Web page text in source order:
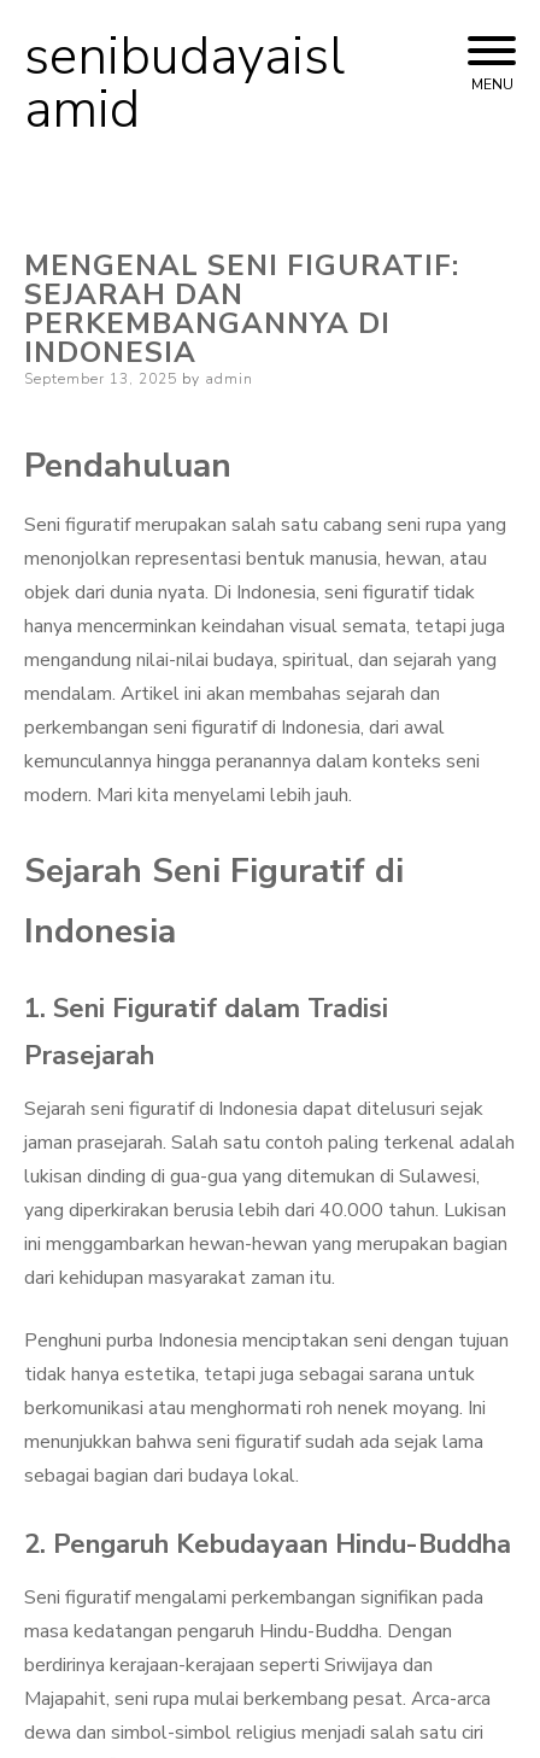
Skip
to
senibudayaisl
amid MENU
MENGENAL SENI FIGURATIF:
SEJARAH DAN
PERKEMBANGANNYA DI
INDONESIA
Posted
September 13, 2025 by admin
Pendahuluan
Seni figuratif merupakan salah satu cabang seni rupa yang
menonjolkan representasi bentuk manusia, hewan, atau
objek dari dunia nyata. Di Indonesia, seni figuratif tidak
hanya mencerminkan keindahan visual semata, tetapi juga
mengandung nilai-nilai budaya, spiritual, dan sejarah yang
mendalam. Artikel ini akan membahas sejarah dan
perkembangan seni figuratif di Indonesia, dari awal
kemunculannya hingga peranannya dalam konteks seni
modern. Mari kita menyelami lebih jauh.
Sejarah Seni Figuratif di
Indonesia
1. Seni Figuratif dalam Tradisi
Prasejarah
Sejarah seni figuratif di Indonesia dapat ditelusuri sejak
jaman prasejarah. Salah satu contoh paling terkenal adalah
lukisan dinding di gua-gua yang ditemukan di Sulawesi,
yang diperkirakan berusia lebih dari 40.000 tahun. Lukisan
ini menggambarkan hewan-hewan yang merupakan bagian
dari kehidupan masyarakat zaman itu.
Penghuni purba Indonesia menciptakan seni dengan tujuan
tidak hanya estetika, tetapi juga sebagai sarana untuk
berkomunikasi atau menghormati roh nenek moyang. Ini
menunjukkan bahwa seni figuratif sudah ada sejak lama
sebagai bagian dari budaya lokal.
2. Pengaruh Kebudayaan Hindu-Buddha
Seni figuratif mengalami perkembangan signifikan pada
masa kedatangan pengaruh Hindu-Buddha. Dengan
berdirinya kerajaan-kerajaan seperti Sriwijaya dan
Majapahit, seni rupa mulai berkembang pesat. Arca-arca
dewa dan simbol-simbol religius menjadi salah satu ciri